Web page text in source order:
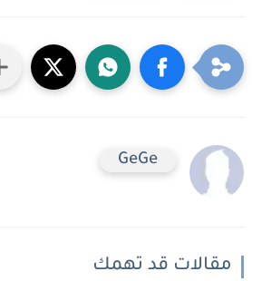
GeGe
مقالات قد تهمك